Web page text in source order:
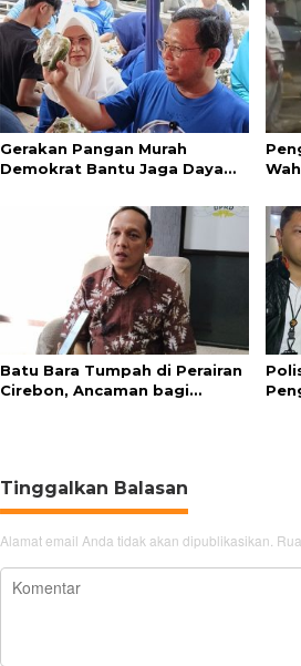
Gerakan Pangan Murah
Demokrat Bantu Jaga Daya
Batu Bara Tumpah di Perairan
Cirebon, Ancaman bagi
Tinggalkan Balasan
Alamat email Anda tidak akan dipublikasikan.